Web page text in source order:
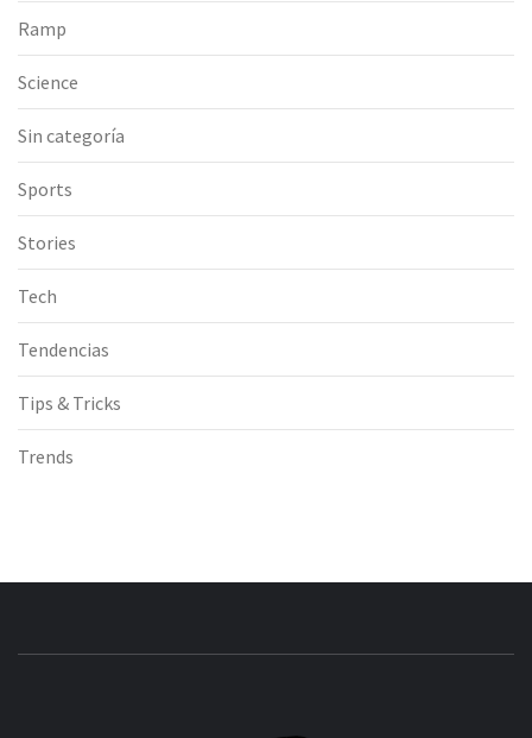
Ramp
Science
Sin categoría
Sports
Stories
Tech
Tendencias
Tips & Tricks
Trends